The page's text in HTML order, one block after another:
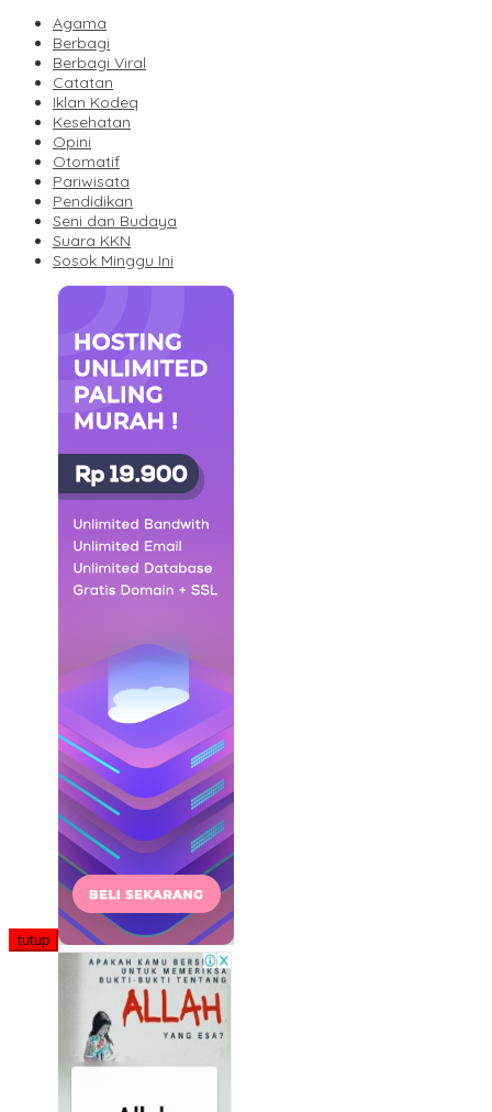
Agama
Berbagi
Berbagi Viral
Catatan
Iklan Kodeq
Kesehatan
Opini
Otomatif
Pariwisata
Pendidikan
Seni dan Budaya
Suara KKN
Sosok Minggu Ini
tutup